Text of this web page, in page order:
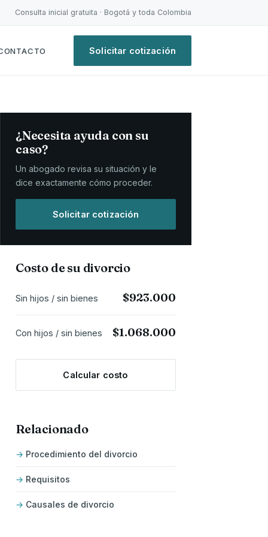
Consulta inicial gratuita · Bogotá y toda Colombia
Solicitar cotización
¿Necesita ayuda con su
caso?
Un abogado revisa su situación y le
dice exactamente cómo proceder.
Solicitar cotización
Costo de su divorcio
Sin hijos / sin bienes $923.000
Con hijos / sin bienes $1.068.000
Calcular costo
Relacionado
Procedimiento del divorcio
Requisitos
Causales de divorcio